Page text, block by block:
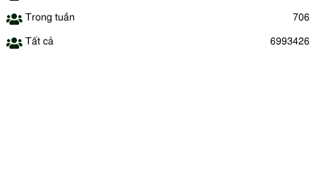
Trong tuần 706
Tất cả 6993426